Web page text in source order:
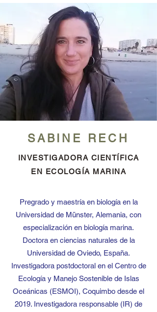
SABINE RECH
INVESTIGADORA CIENTÍFICA
EN ECOLOGÍA MARINA
Pregrado y maestría en biología en la
Universidad de Münster, Alemania, con
especialización en biología marina.
Doctora en ciencias naturales de la
Universidad de Oviedo, España.
Investigadora postdoctoral en el Centro de
Ecología y Manejo Sostenible de Islas
Oceánicas (ESMOI), Coquimbo desde el
2019. Investigadora responsable (IR) de